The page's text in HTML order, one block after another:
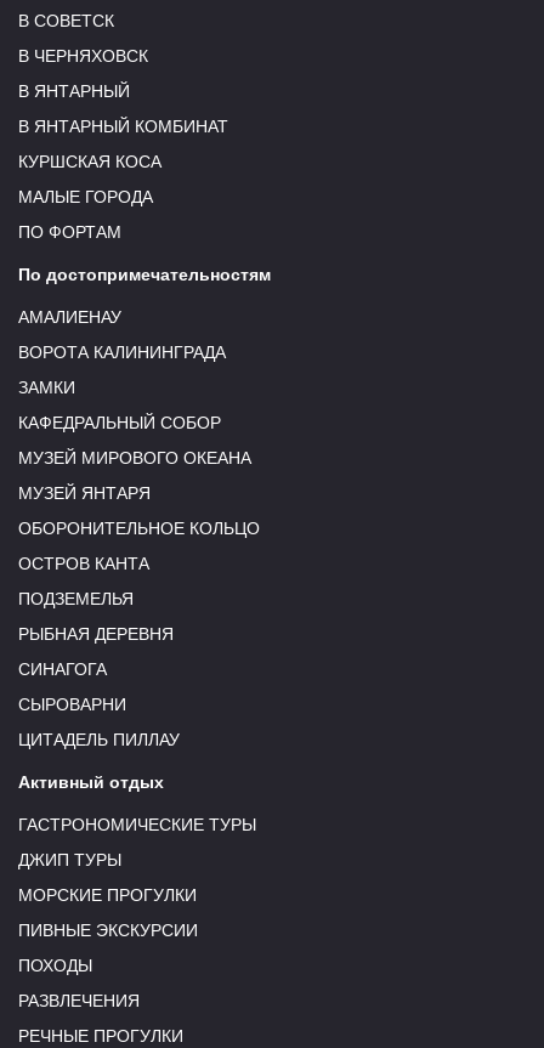
В СОВЕТСК
В ЧЕРНЯХОВСК
В ЯНТАРНЫЙ
В ЯНТАРНЫЙ КОМБИНАТ
КУРШСКАЯ КОСА
МАЛЫЕ ГОРОДА
ПО ФОРТАМ
По достопримечательностям
АМАЛИЕНАУ
ВОРОТА КАЛИНИНГРАДА
ЗАМКИ
КАФЕДРАЛЬНЫЙ СОБОР
МУЗЕЙ МИРОВОГО ОКЕАНА
МУЗЕЙ ЯНТАРЯ
ОБОРОНИТЕЛЬНОЕ КОЛЬЦО
ОСТРОВ КАНТА
ПОДЗЕМЕЛЬЯ
РЫБНАЯ ДЕРЕВНЯ
СИНАГОГА
СЫРОВАРНИ
ЦИТАДЕЛЬ ПИЛЛАУ
Активный отдых
ГАСТРОНОМИЧЕСКИЕ ТУРЫ
ДЖИП ТУРЫ
МОРСКИЕ ПРОГУЛКИ
ПИВНЫЕ ЭКСКУРСИИ
ПОХОДЫ
РАЗВЛЕЧЕНИЯ
РЕЧНЫЕ ПРОГУЛКИ